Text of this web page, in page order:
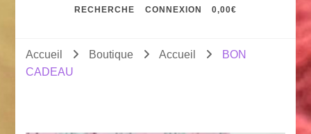
RECHERCHE CONNEXION 0,00€
Accueil Boutique Accueil
BON
CADEAU